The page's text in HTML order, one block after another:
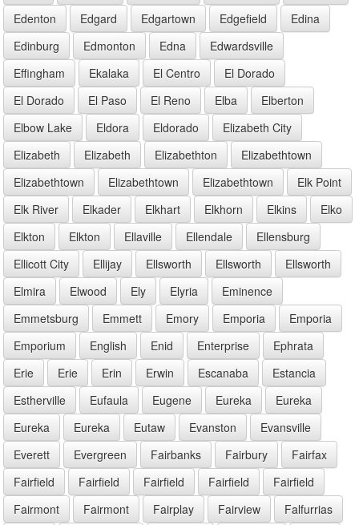
Edenton
Edgard Edgartown Edgefield
Edina
Edinburg
Edmonton Edna
Edwardsville
Effingham
Ekalaka El Centro
El Dorado
El Dorado
El Paso El Reno Elba
Elberton
Elbow Lake
Eldora Eldorado
Elizabeth City
Elizabeth
Elizabeth Elizabethton
Elizabethtown
Elizabethtown
Elizabethtown Elizabethtown
Elk Point
Elk River
Elkader Elkhart Elkhorn Elkins
Elko
Elkton
Elkton Ellaville Ellendale
Ellensburg
Ellicott City
Ellijay Ellsworth Ellsworth
Ellsworth
Elmira
Elwood Ely Elyria
Eminence
Emmetsburg
Emmett Emory Emporia
Emporia
Emporium
English Enid Enterprise
Ephrata
Erie
Erie Erin Erwin Escanaba
Estancia
Estherville
Eufaula Eugene Eureka
Eureka
Eureka
Eureka Eutaw Evanston
Evansville
Everett
Evergreen Fairbanks Fairbury
Fairfax
Fairfield
Fairfield Fairfield Fairfield
Fairfield
Fairmont
Fairmont Fairplay Fairview Falfurrias